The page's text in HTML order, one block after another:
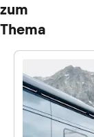
zum
Thema